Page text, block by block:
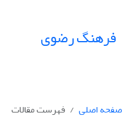
فرهنگ رضوی
صفحه اصلی
فهرست مقالات